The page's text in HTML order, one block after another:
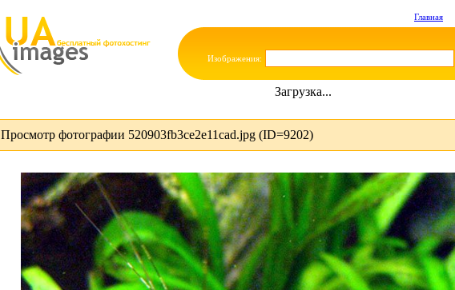
Главная
Изображения:
Загрузка...
Просмотр фотографии 520903fb3ce2e11cad.jpg (ID=9202)